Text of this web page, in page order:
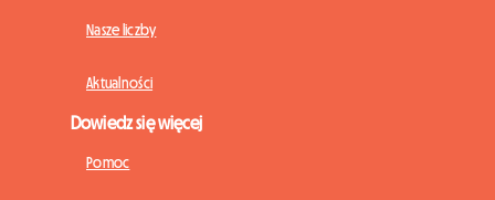
Nasze liczby
Aktualności
Dowiedz się więcej
Pomoc